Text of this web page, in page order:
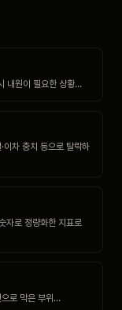
내원이 필요한 상황…
이차 충치 등으로 탈락하
자로 정량화한 지표로
으로 막은 부위…